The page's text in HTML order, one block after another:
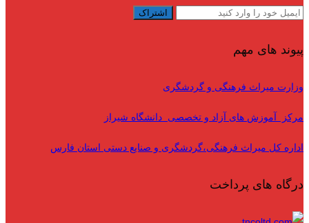
پیوند های مهم
وزارت میراث فرهنگی و گردشگری
مرکز آموزش های آزاد و تخصصی دانشگاه شیراز
اداره کل میراث فرهنگی،گردشگری و صنایع دستی استان فارس
درگاه های پرداخت